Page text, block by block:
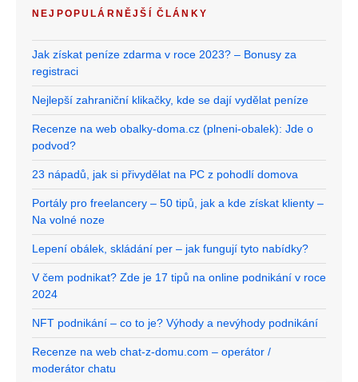
NEJPOPULÁRNĚJŠÍ ČLÁNKY
Jak získat peníze zdarma v roce 2023? – Bonusy za
registraci
Nejlepší zahraniční klikačky, kde se dají vydělat peníze
Recenze na web obalky-doma.cz (plneni-obalek): Jde o
podvod?
23 nápadů, jak si přivydělat na PC z pohodlí domova
Portály pro freelancery – 50 tipů, jak a kde získat klienty –
Na volné noze
Lepení obálek, skládání per – jak fungují tyto nabídky?
V čem podnikat? Zde je 17 tipů na online podnikání v roce
2024
NFT podnikání – co to je? Výhody a nevýhody podnikání
Recenze na web chat-z-domu.com – operátor /
moderátor chatu